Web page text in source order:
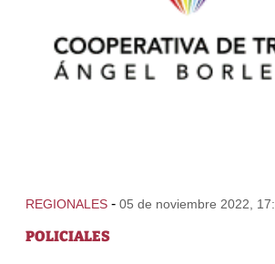
REGIONALES - 05 de noviembre 2022,
POLICIALES